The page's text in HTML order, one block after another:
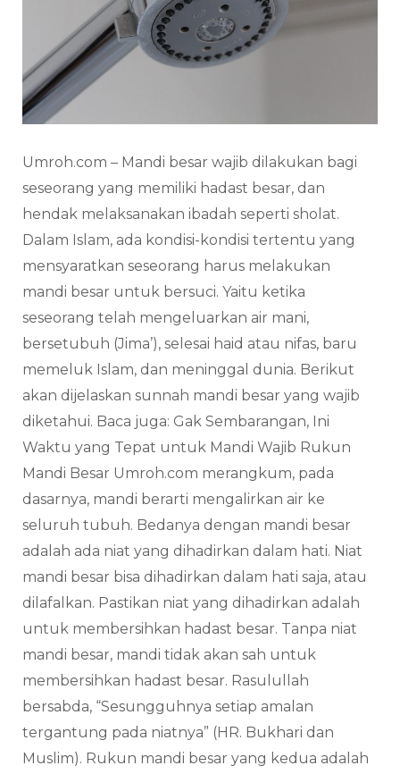
Umroh.com – Mandi besar wajib dilakukan bagi
seseorang yang memiliki hadast besar, dan
hendak melaksanakan ibadah seperti sholat.
Dalam Islam, ada kondisi-kondisi tertentu yang
mensyaratkan seseorang harus melakukan
mandi besar untuk bersuci. Yaitu ketika
seseorang telah mengeluarkan air mani,
bersetubuh (Jima’), selesai haid atau nifas, baru
memeluk Islam, dan meninggal dunia. Berikut
akan dijelaskan sunnah mandi besar yang wajib
diketahui. Baca juga: Gak Sembarangan, Ini
Waktu yang Tepat untuk Mandi Wajib Rukun
Mandi Besar Umroh.com merangkum, pada
dasarnya, mandi berarti mengalirkan air ke
seluruh tubuh. Bedanya dengan mandi besar
adalah ada niat yang dihadirkan dalam hati. Niat
mandi besar bisa dihadirkan dalam hati saja, atau
dilafalkan. Pastikan niat yang dihadirkan adalah
untuk membersihkan hadast besar. Tanpa niat
mandi besar, mandi tidak akan sah untuk
membersihkan hadast besar. Rasulullah
bersabda, “Sesungguhnya setiap amalan
tergantung pada niatnya” (HR. Bukhari dan
Muslim). Rukun mandi besar yang kedua adalah